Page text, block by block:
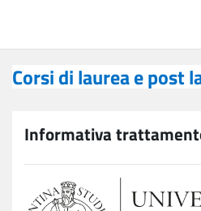
Corsi di laurea e post
Informativa